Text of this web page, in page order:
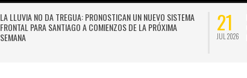
LA LLUVIA NO DA TREGUA: PRONOSTICAN UN NUEVO SISTEMA
FRONTAL PARA SANTIAGO A COMIENZOS DE LA PRÓXIMA
SEMANA
21
JUL 2026